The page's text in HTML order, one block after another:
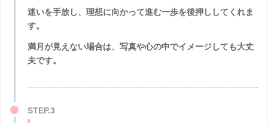
迷いを手放し、理想に向かって進む一歩を後押ししてくれま
す。
満月が見えない場合は、写真や心の中でイメージしても大丈
夫です。